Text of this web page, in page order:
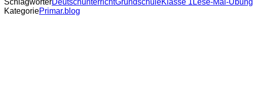
KategoriePrimar.blog